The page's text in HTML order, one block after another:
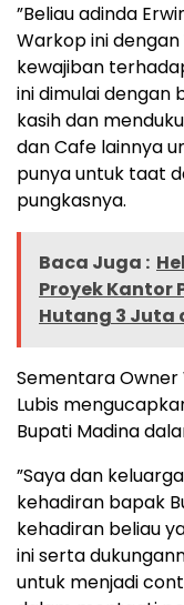
‎”Beliau adinda
Warkop ini
kewajiban
ini dimulai dengan
kasih dan
dan Cafe lainnya
punya untuk taat
pungkasnya.
Baca Juga :
Proyek Kantor
Hutang 3 Juta
‎Sementara Owner
Lubis
Bupati Madina
‎”Saya dan
kehadiran bapak
kehadiran beliau
ini serta
untuk menjadi